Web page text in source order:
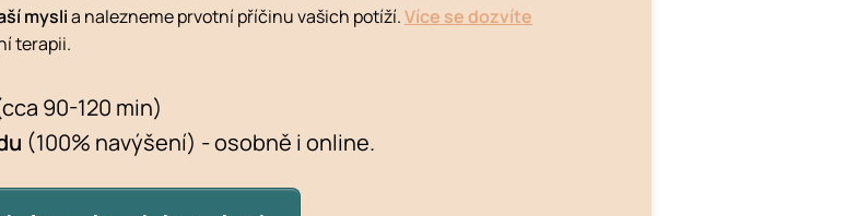
myslia nalezneme prvotní příčinu vašich potíží.Více se dozvíte
terapii.
90-120 min)
(100% navýšení) - osobně i online.